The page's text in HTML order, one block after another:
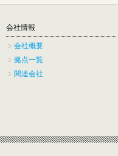
会社情報
会社概要
拠点一覧
関連会社